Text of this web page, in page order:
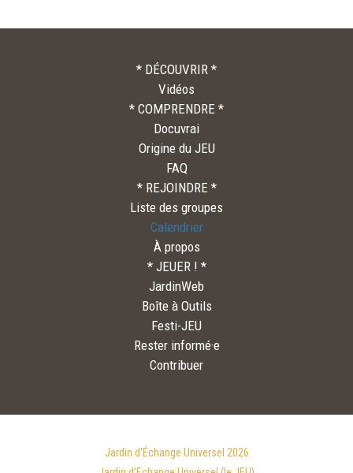
* DÉCOUVRIR *
Vidéos
* COMPRENDRE *
Docuvrai
Origine du JEU
FAQ
* REJOINDRE *
Liste des groupes
Calendrier
À propos
* JEUER ! *
JardinWeb
Boîte à Outils
Festi-JEU
Rester informé·e
Contribuer
Jardin d'Échange Universel 2026